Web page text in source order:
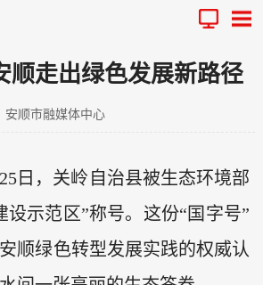
顺走出绿色发展新路径
安顺市融媒体中心
日，关岭自治县被生态环境部
设示范区”称号。这份“国字号”
顺绿色转型发展实践的权威认